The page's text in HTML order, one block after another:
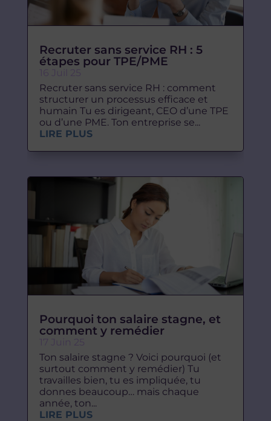
Recruter sans service RH : 5
étapes pour TPE/PME
16 Juil 25
Recruter sans service RH : comment
structurer un processus efficace et
humain Tu es dirigeant, CEO d’une TPE
ou d’une PME. Ton entreprise se...
LIRE PLUS
Pourquoi ton salaire stagne, et
comment y remédier
17 Juin 25
Ton salaire stagne ? Voici pourquoi (et
surtout comment y remédier) Tu
travailles bien, tu es impliquée, tu
donnes beaucoup… mais chaque
année, ton...
LIRE PLUS